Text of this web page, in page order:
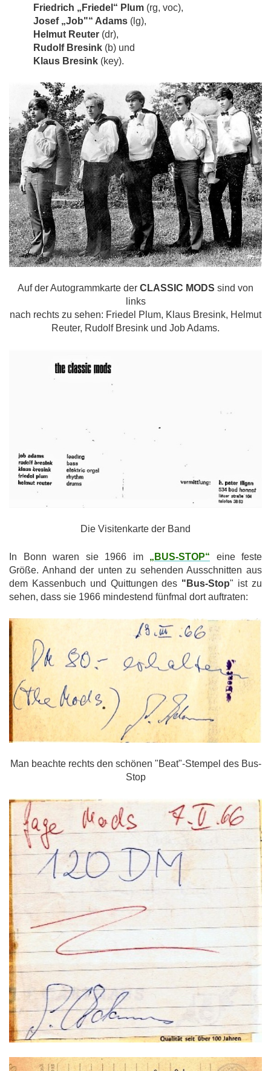
Friedrich „Friedel“ Plum (rg, voc),
Josef „Job"“ Adams (lg),
Helmut Reuter (dr),
Rudolf Bresink (b) und
Klaus Bresink (key).
Auf der Autogrammkarte der CLASSIC MODS sind von
links
nach rechts zu sehen: Friedel Plum, Klaus Bresink, Helmut
Reuter, Rudolf Bresink und Job Adams.
Die Visitenkarte der Band
In Bonn waren sie 1966 im „BUS-STOP“
eine feste
Größe. Anhand der unten zu sehenden Ausschnitten aus
dem Kassenbuch und Quittungen des "Bus-Stop" ist zu
sehen, dass sie 1966 mindestend fünfmal dort auftraten:
Man beachte rechts den schönen "Beat"-Stempel des Bus-
Stop